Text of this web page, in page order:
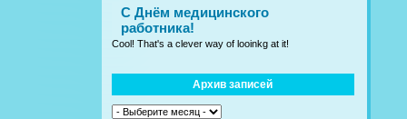
C Днём медицинского
работника!
Cool! That's a clever way of looinkg at it!
Архив записей